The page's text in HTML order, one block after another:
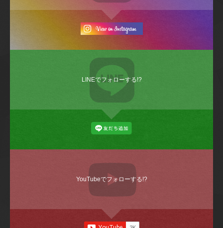
LINEでフォローする!?
YouTubeでフォローする!?